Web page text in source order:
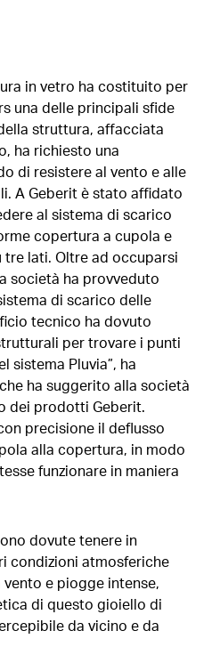
in vetro ha costituito per
una delle principali sfide
struttura, affacciata
ha richiesto una
di resistere al vento e alle
A Geberit è stato affidato
al sistema di scarico
copertura a cupola e
lati. Oltre ad occuparsi
società ha provveduto
di scarico delle
tecnico ha dovuto
per trovare i punti
sistema Pluvia”, ha
ha suggerito alla società
dei prodotti Geberit.
precisione il deflusso
alla copertura, in modo
funzionare in maniera
dovute tenere in
condizioni atmosferiche
e piogge intense,
di questo gioiello di
da vicino e da